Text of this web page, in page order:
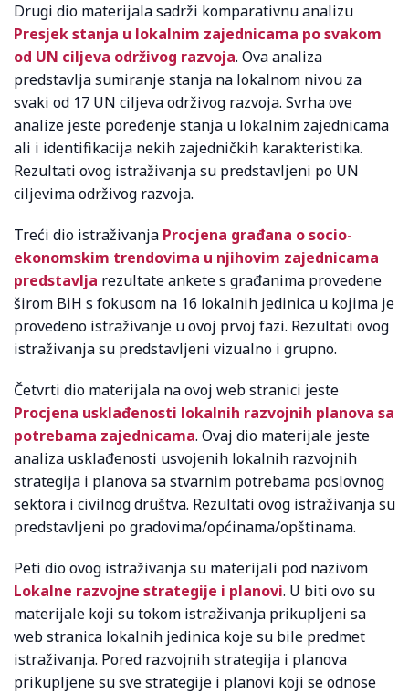
Drugi dio materijala sadrži komparativnu analizu
Presjek stanja u lokalnim zajednicama po svakom
od UN ciljeva održivog razvoja. Ova analiza
predstavlja sumiranje stanja na lokalnom nivou za
svaki od 17 UN ciljeva održivog razvoja. Svrha ove
analize jeste poređenje stanja u lokalnim zajednicama
ali i identifikacija nekih zajedničkih karakteristika.
Rezultati ovog istraživanja su predstavljeni po UN
ciljevima održivog razvoja.
Treći dio istraživanja Procjena građana o socio-
ekonomskim trendovima u njihovim zajednicama
predstavlja rezultate ankete s građanima provedene
širom BiH s fokusom na 16 lokalnih jedinica u kojima je
provedeno istraživanje u ovoj prvoj fazi. Rezultati ovog
istraživanja su predstavljeni vizualno i grupno.
Četvrti dio materijala na ovoj web stranici jeste
Procjena usklađenosti lokalnih razvojnih planova sa
potrebama zajednicama. Ovaj dio materijale jeste
analiza usklađenosti usvojenih lokalnih razvojnih
strategija i planova sa stvarnim potrebama poslovnog
sektora i civilnog društva. Rezultati ovog istraživanja su
predstavljeni po gradovima/općinama/opštinama.
Peti dio ovog istraživanja su materijali pod nazivom
Lokalne razvojne strategije i planovi. U biti ovo su
materijale koji su tokom istraživanja prikupljeni sa
web stranica lokalnih jedinica koje su bile predmet
istraživanja. Pored razvojnih strategija i planova
prikupljene su sve strategije i planovi koji se odnose